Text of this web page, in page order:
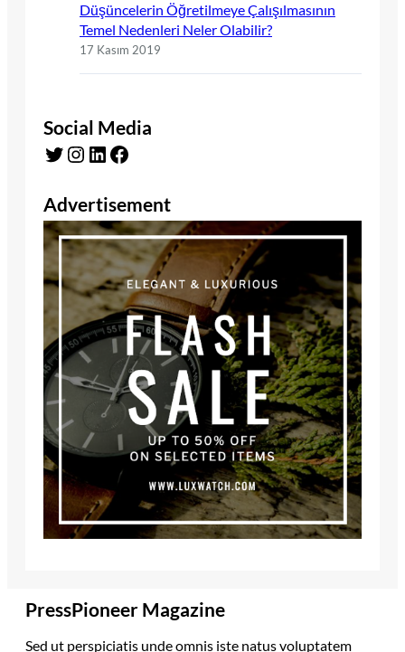
Düşüncelerin Öğretilmeye Çalışılmasının
Temel Nedenleri Neler Olabilir?
17 Kasım 2019
Social Media
Twitter Instagram LinkedIn Facebook
Advertisement
PressPioneer Magazine
Sed ut perspiciatis unde omnis iste natus voluptatem